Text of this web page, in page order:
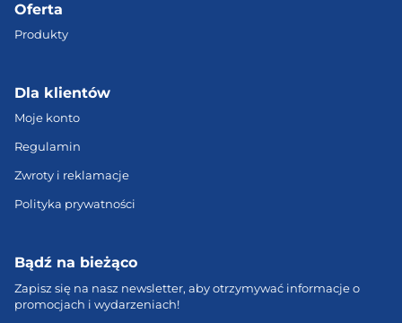
Oferta
Produkty
Dla klientów
Moje konto
Regulamin
Zwroty i reklamacje
Polityka prywatności
Bądź na bieżąco
Zapisz się na nasz newsletter, aby otrzymywać informacje o
promocjach i wydarzeniach!